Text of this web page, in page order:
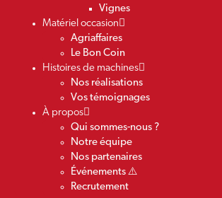
Vignes
Matériel occasion
Agriaffaires
Le Bon Coin
Histoires de machines
Nos réalisations
Vos témoignages
À propos
Qui sommes-nous ?
Notre équipe
Nos partenaires
Événements ⚠️
Recrutement